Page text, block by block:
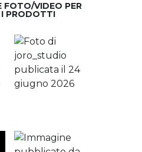
FOTO/VIDEO PER
I PRODOTTI